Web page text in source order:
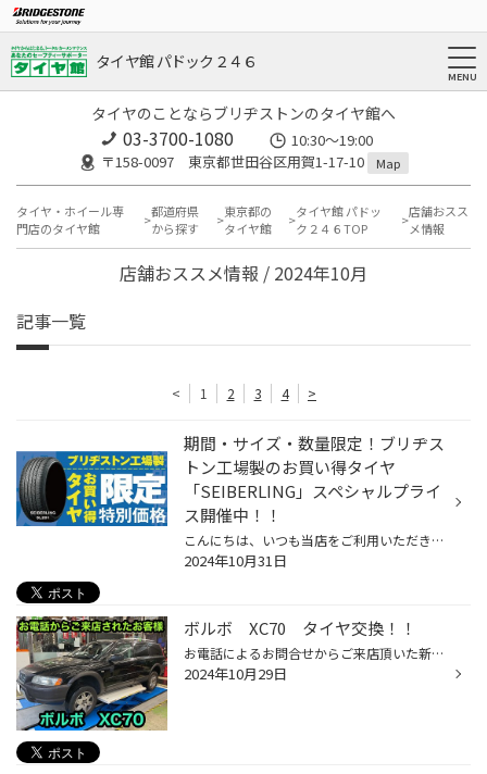
タイヤ館 パドック２４６
タイヤのことならブリヂストンのタイヤ館へ
03-3700-1080
10:30～19:00
〒158-0097 東京都世田谷区用賀1-17-10
Map
タイヤ・ホイール専
門店のタイヤ館
都道府県
から探す
東京都の
タイヤ館
タイヤ館 パドッ
ク２４６TOP
店舗おスス
メ情報
店舗おススメ情報 / 2024年10月
記事一覧
< 1 2 3 4 >
期間・サイズ・数量限定！ブリヂス
トン工場製のお買い得タイヤ
「SEIBERLING」スペシャルプライ
ス開催中！！
こんにちは、いつも当店をご利用いただきましてありがとうございます。 現在、コクピット・タイヤ館の一部店舗におきまして、 期間限定！ サイズ限定！！ 数量限定！！！ で、ブリヂストン工場製のお買い得タイヤ「SEIBERLING」をスペシャルプライスでご提供中です。 もちろん、当店でもご提供して...
2024年10月31日
ボルボ XC70 タイヤ交換！！
お電話によるお問合せからご来店頂いた新規のお客様です。 外したタイヤは偏摩耗により両肩減りを起こしておりました。 SUV用のコンフォートタイヤ、アレンザ００１を提案させて頂き成約となりました。 装着後にアライメント調整も実施、直進安定性の改善に繋がります。 ご来店ありがとうございます...
2024年10月29日